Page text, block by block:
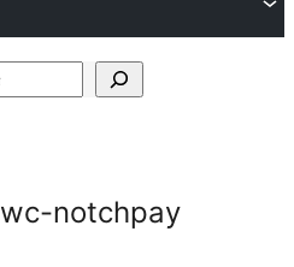
wc-notchpay